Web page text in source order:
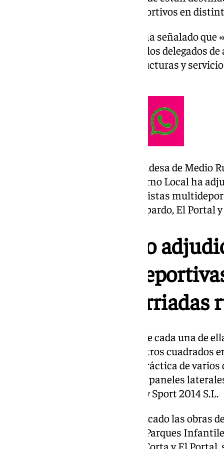
equipamientos infantiles y deportivos en
ha señalado
atender las peticiones tanto de los delegados
de contar con nuevas infraestructuras y
Por su parte, la teniente de alcaldesa de Medio
explicado que la Junta de Gobierno Local ha
construcción de cinco nuevas pistas
Majarromaque, La Corta, Lomopardo, El Portal
El ayuntamiento
nuevas pistas
infantiles en barriadas
En este sentido, ha señalado que cada una de
231 metros cuadrados (1.155 metros
elementos necesarios para la práctica de
porterías, canastas metálicas o paneles
adjudicado a la empresa Quality Sport 2014 S.L.
En segundo lugar, se han adjudicado las obras
parques infantiles a la entidad Parques